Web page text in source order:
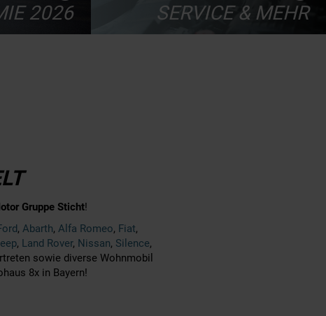
2026 SERVICE & MEHR
Gruppe Sticht!
, Abarth, Alfa Romeo, Fiat,
, Land Rover, Nissan, Silence,
sowie diverse Wohnmobil
8x in Bayern!